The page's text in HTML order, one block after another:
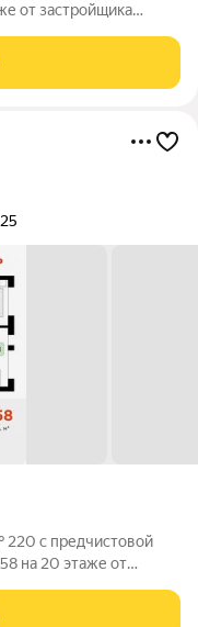
от застройщика
220 с предчистовой
на 20 этаже от